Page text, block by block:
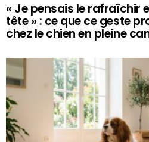
« Je pensais le rafraîchir
tête » : ce que ce geste
chez le chien en pleine